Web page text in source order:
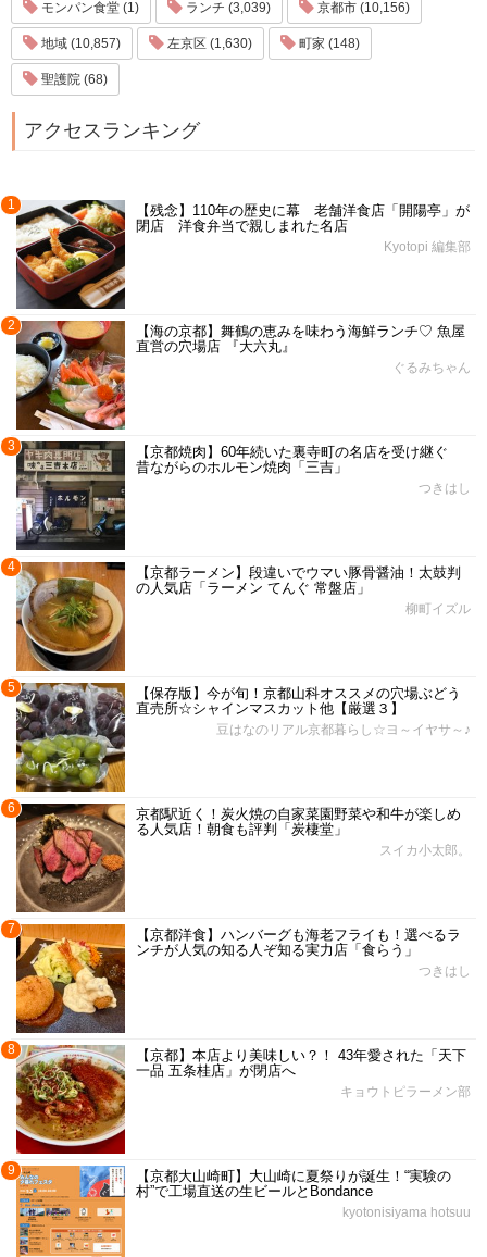
モンパン食堂 (1) ランチ (3,039) 京都市 (10,156)
地域 (10,857) 左京区 (1,630) 町家 (148)
聖護院 (68)
アクセスランキング
1
【残念】110年の歴史に幕 老舗洋食店「開陽亭」が
閉店 洋食弁当で親しまれた名店
Kyotopi 編集部
2
【海の京都】舞鶴の恵みを味わう海鮮ランチ♡ 魚屋
直営の穴場店 『大六丸』
ぐるみちゃん
3
【京都焼肉】60年続いた裏寺町の名店を受け継ぐ
昔ながらのホルモン焼肉「三吉」
つきはし
4
【京都ラーメン】段違いでウマい豚骨醤油！太鼓判
の人気店「ラーメン てんぐ 常盤店」
柳町イズル
5
【保存版】今が旬！京都山科オススメの穴場ぶどう
直売所☆シャインマスカット他【厳選３】
豆はなのリアル京都暮らし☆ヨ～イヤサ～♪
6
京都駅近く！炭火焼の自家菜園野菜や和牛が楽しめ
る人気店！朝食も評判「炭棲堂」
スイカ小太郎。
7
【京都洋食】ハンバーグも海老フライも！選べるラ
ンチが人気の知る人ぞ知る実力店「食らう」
つきはし
8
【京都】本店より美味しい？！ 43年愛された「天下
一品 五条桂店」が閉店へ
キョウトピラーメン部
9
【京都大山崎町】大山崎に夏祭りが誕生！“実験の
村”で工場直送の生ビールとBondance
kyotonisiyama hotsuu